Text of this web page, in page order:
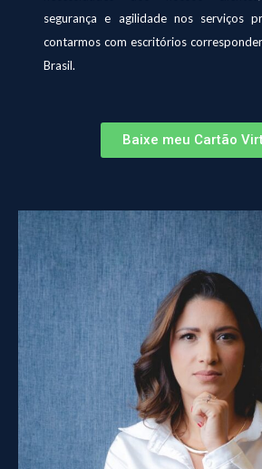
segurança e agilidade nos serviços
contarmos com escritórios
Brasil.
Baixe meu Cartão